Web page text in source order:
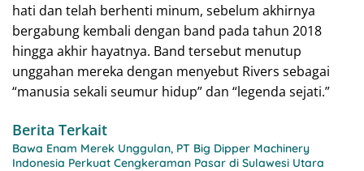
hati dan telah berhenti minum, sebelum akhirnya
bergabung kembali dengan band pada tahun 2018
hingga akhir hayatnya. Band tersebut menutup
unggahan mereka dengan menyebut Rivers sebagai
“manusia sekali seumur hidup” dan “legenda sejati.”
Berita Terkait
Bawa Enam Merek Unggulan, PT Big Dipper Machinery
Indonesia Perkuat Cengkeraman Pasar di Sulawesi Utara